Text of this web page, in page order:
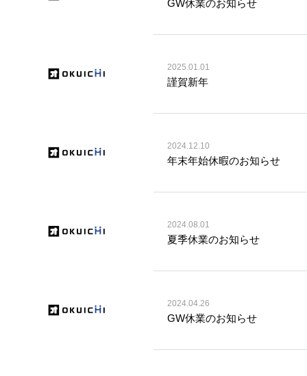
GW休業のお知らせ
2025.01.01
謹賀新年
2024.12.10
年末年始休暇のお知らせ
2024.08.01
夏季休業のお知らせ
2024.04.26
GW休業のお知らせ